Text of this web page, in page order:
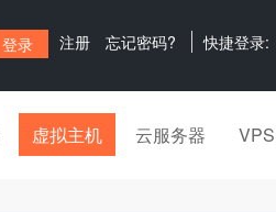
注册 忘记密码? 快捷登录:
虚拟主机 云服务器 VPS